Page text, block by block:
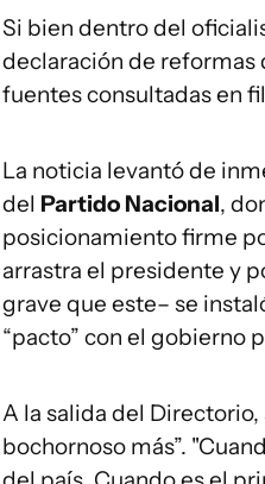
Si bien dentro del
declaración de reformas
fuentes consultadas en
La noticia levantó de
del Partido Nacional,
posicionamiento firme
arrastra el presidente y
grave que este– se
“pacto” con el gobierno
A la salida del
bochornoso más”.